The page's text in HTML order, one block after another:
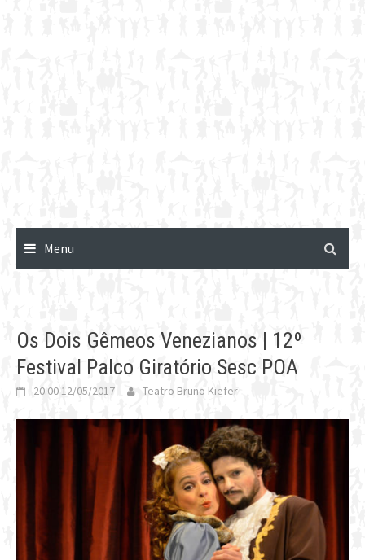
Menu
Os Dois Gêmeos Venezianos | 12º
Festival Palco Giratório Sesc POA
20:00 12/05/2017 Teatro Bruno Kiefer